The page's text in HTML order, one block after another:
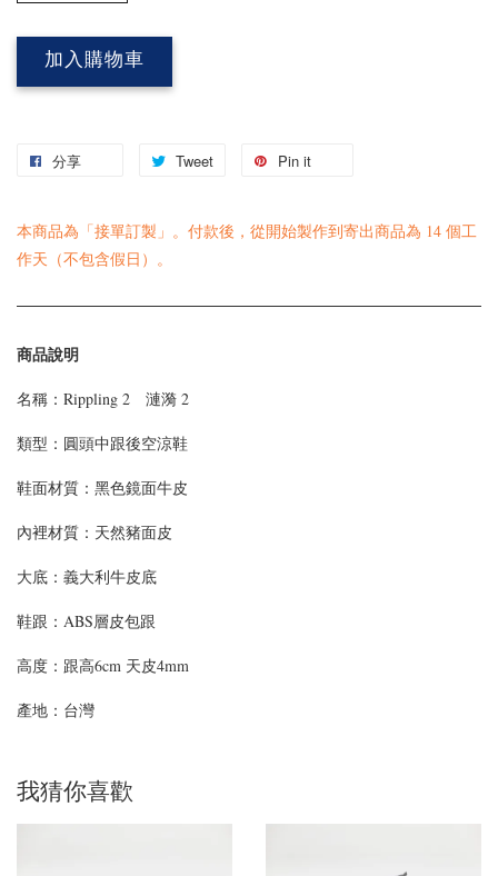
加入購物車
分享 Tweet Pin it
本商品為「接單訂製」。付款後，從開始製作到寄出商品為 14 個工
作天（不包含假日）。
商品說明
名稱：Rippling 2 漣漪 2
類型： 圓頭中跟後空涼鞋
鞋面材質： 黑色鏡面牛皮
內裡材質：天然豬面皮
大底：義大利牛皮底
鞋跟：ABS層皮包跟
高度： 跟高6cm 天皮4mm
產地：台灣
我猜你喜歡